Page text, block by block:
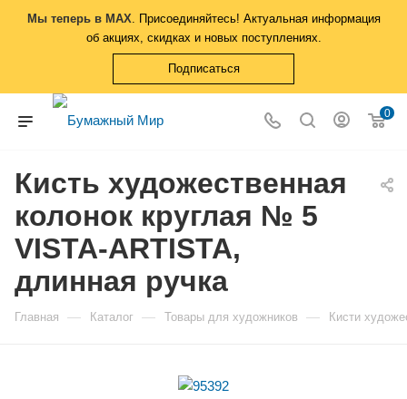
Мы теперь в MAX. Присоединяйтесь! Актуальная информация
об акциях, скидках и новых поступлениях.
Подписаться
0
Кисть художественная
колонок круглая № 5
VISTA-ARTISTA,
длинная ручка
Главная — Каталог — Товары для художников — Кисти